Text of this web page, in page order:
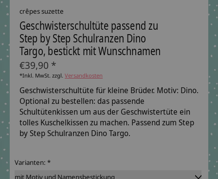
crêpes suzette
Geschwisterschultüte passend zu
Step by Step Schulranzen Dino
Targo, bestickt mit Wunschnamen
€39,90 *
*Inkl. MwSt. zzgl. Versandkosten
Geschwisterschultüte für kleine Brüder. Motiv: Dino.
Optional zu bestellen: das passende
Schultütenkissen um aus der Geschwistertüte ein
tolles Kuschelkissen zu machen. Passend zum Step
by Step Schulranzen Dino Targo.
Varianten: *